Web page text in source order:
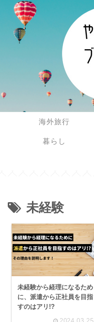
海外旅行
暮らし
未経験
未経験から経理になるため
に、派遣から正社員を目指
すのはアリ!?